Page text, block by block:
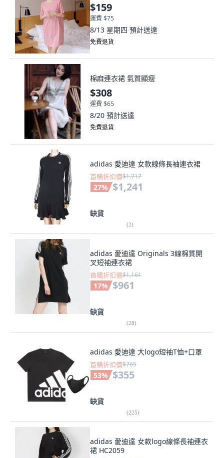
$159
運費 $75
8/13 星期四 預計送達
免費退貨
棉麻連衣裙 氣質顯瘦
$308
運費 $65
8/20 預計送達
免費退貨
adidas 愛迪達 女款線條長袖連衣裙
首購折扣價$1,717
27% $1,241
缺貨
(2)
adidas 愛迪達 Originals 3線棉質開
叉短袖連衣裙
首購折扣價$1,161
17% $961
缺貨
(28)
adidas 愛迪達 大logo短袖T恤+口罩
首購折扣價$765
53% $355
缺貨
(225)
adidas 愛迪達 女款logo線條長袖連衣
裙 HC2059